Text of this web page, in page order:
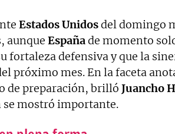
Estados Unidosdel domingo
aunque Españade momento
fortaleza defensiva y que la
próximo mes. En la faceta
de preparación, brilló Juancho
mostró importante.